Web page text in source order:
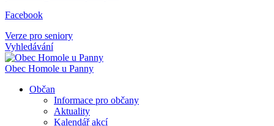
Facebook
Verze pro seniory
Vyhledávání
Obec Homole u Panny
Občan
Informace pro občany
Aktuality
Kalendář akcí